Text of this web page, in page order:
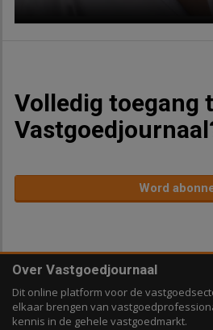
Volledig toegang
Word
Over Vastgoedjournaal
Dit online platform voor de
elkaar brengen van
kennis in de gehele vastgoedmarkt.